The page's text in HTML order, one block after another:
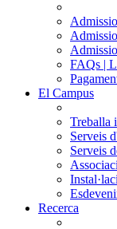
FAQs |
El Campus
Treballa
Serveis
Serveis
Recerca